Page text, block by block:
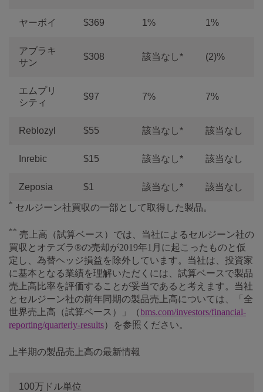
ヤーボイ $369 1% 1%
アブラキ
サン
$308 該当なし* (2)%
エムプリ
シティ
$97 7% 7%
Reblozyl $55 該当なし* 該当なし
Inrebic $15 該当なし* 該当なし
Zeposia $1 該当なし* 該当なし
* セルジーン社買収の一部として取得した製品。
** 売上高（試算ベース）では、当社によるセルジーン社の
買収とオテズラ®の売却が2019年1月に起こったものと仮
定し、為替ヘッジ損益を除外しています。当社は、投資家
に基本となる業績を理解いただくには、試算ベースで製品
売上高比率を評価することが妥当であると考えます。当社
とセルジーン社の前年同期の製品売上高については、「全
世界売上高（試算ベース）」（bms.com/investors/financial-
reporting/quarterly-results）を参照ください。
上半期の製品売上高の最新情報
100万ドル単位